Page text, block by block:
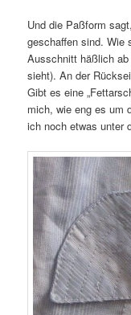
Und die Paßform
geschaffen sind. Wie
Ausschnitt häßlich
sieht). An der
Gibt es eine
mich, wie eng es um
ich noch etwas unter